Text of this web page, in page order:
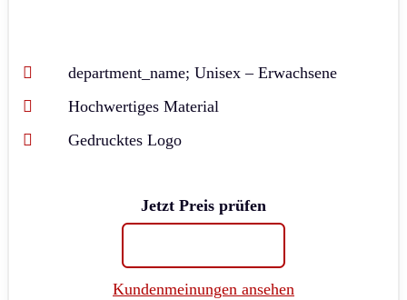
department_name; Unisex – Erwachsene
Hochwertiges Material
Gedrucktes Logo
Jetzt Preis prüfen
Kundenmeinungen ansehen